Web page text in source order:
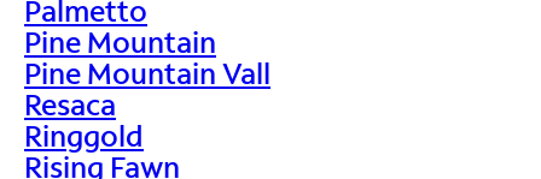
Palmetto
Pine Mountain
Pine Mountain Vall
Resaca
Ringgold
Rising Fawn